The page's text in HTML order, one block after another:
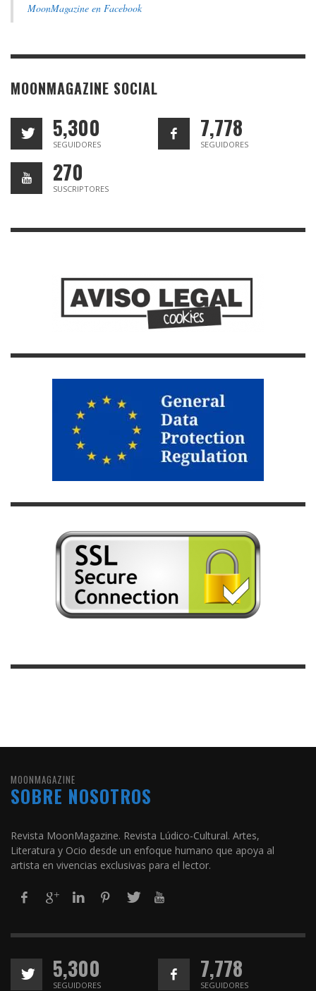
MoonMagazine en Facebook
MOONMAGAZINE SOCIAL
5,300
SEGUIDORES
7,778
SEGUIDORES
270
SUSCRIPTORES
MOONMAGAZINE
SOBRE NOSOTROS
Revista MoonMagazine. Revista Lúdico-Cultural. Artes,
Literatura y Ocio desde un enfoque humano que apoya al
artista en vivencias exclusivas para el lector.
5,300
SEGUIDORES
7,778
SEGUIDORES